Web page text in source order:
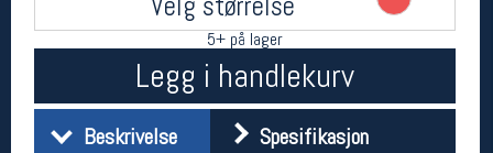
5+ på lager
Legg i handlekurv
Beskrivelse Spesifikasjon
(telefontid man-fredag klokken 10-13)
Om oss
Kontakt oss